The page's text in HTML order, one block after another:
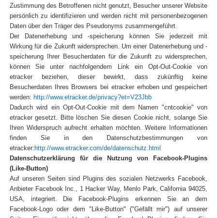
Zustimmung des Betroffenen nicht genutzt, Besucher unserer Website
persönlich zu identifizieren und werden nicht mit personenbezogenen
Daten über den Träger des Pseudonyms zusammengeführt.
Der Datenerhebung und -speicherung können Sie jederzeit mit
Wirkung für die Zukunft widersprechen. Um einer Datenerhebung und -
speicherung Ihrer Besucherdaten für die Zukunft zu widersprechen,
können Sie unter nachfolgendem Link ein Opt-Out-Cookie von
etracker beziehen, dieser bewirkt, dass zukünftig keine
Besucherdaten Ihres Browsers bei etracker erhoben und gespeichert
werden: http://www.etracker.de/privacy?et=V23Jbb
Dadurch wird ein Opt-Out-Cookie mit dem Namen "cntcookie" von
etracker gesetzt. Bitte löschen Sie diesen Cookie nicht, solange Sie
Ihren Widerspruch aufrecht erhalten möchten. Weitere Informationen
finden Sie in den Datenschutzbestimmungen von
etracker: http://www.etracker.com/de/datenschutz.html
Datenschutzerklärung für die Nutzung von Facebook-Plugins
(Like-Button)
Auf unseren Seiten sind Plugins des sozialen Netzwerks Facebook,
Anbieter Facebook Inc., 1 Hacker Way, Menlo Park, California 94025,
USA, integriert. Die Facebook-Plugins erkennen Sie an dem
Facebook-Logo oder dem "Like-Button" ("Gefällt mir") auf unserer